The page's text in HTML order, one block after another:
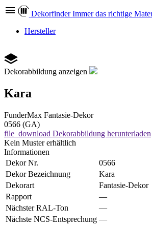
Dekorfinder Immer das richtige
Hersteller
Dekorabbildung anzeigen
Kara
FunderMax Fantasie-Dekor
0566 (GA)
file_download Dekorabbildung herunterladen
Kein Muster erhältlich
Informationen
Dekor Nr.
0566
Dekor Bezeichnung
Kara
Dekorart
Fantasie-Dekor
Rapport
—
Nächster RAL-Ton
—
Nächste NCS-Entsprechung —